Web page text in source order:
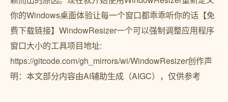
你的Windows桌面体验让每一个窗口都乖乖听你的话【免
费下载链接】WindowResizer一个可以强制调整应用程序
窗口大小的工具项目地址:
https://gitcode.com/gh_mirrors/wi/WindowResizer创作声
明：本文部分内容由AI辅助生成（AIGC），仅供参考